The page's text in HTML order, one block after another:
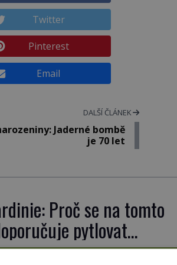
Twitter
Pinterest
Email
DALŠÍ ČLÁNEK
Jaderné bombě
je 70 let
Proč se na tomto
pytlovat